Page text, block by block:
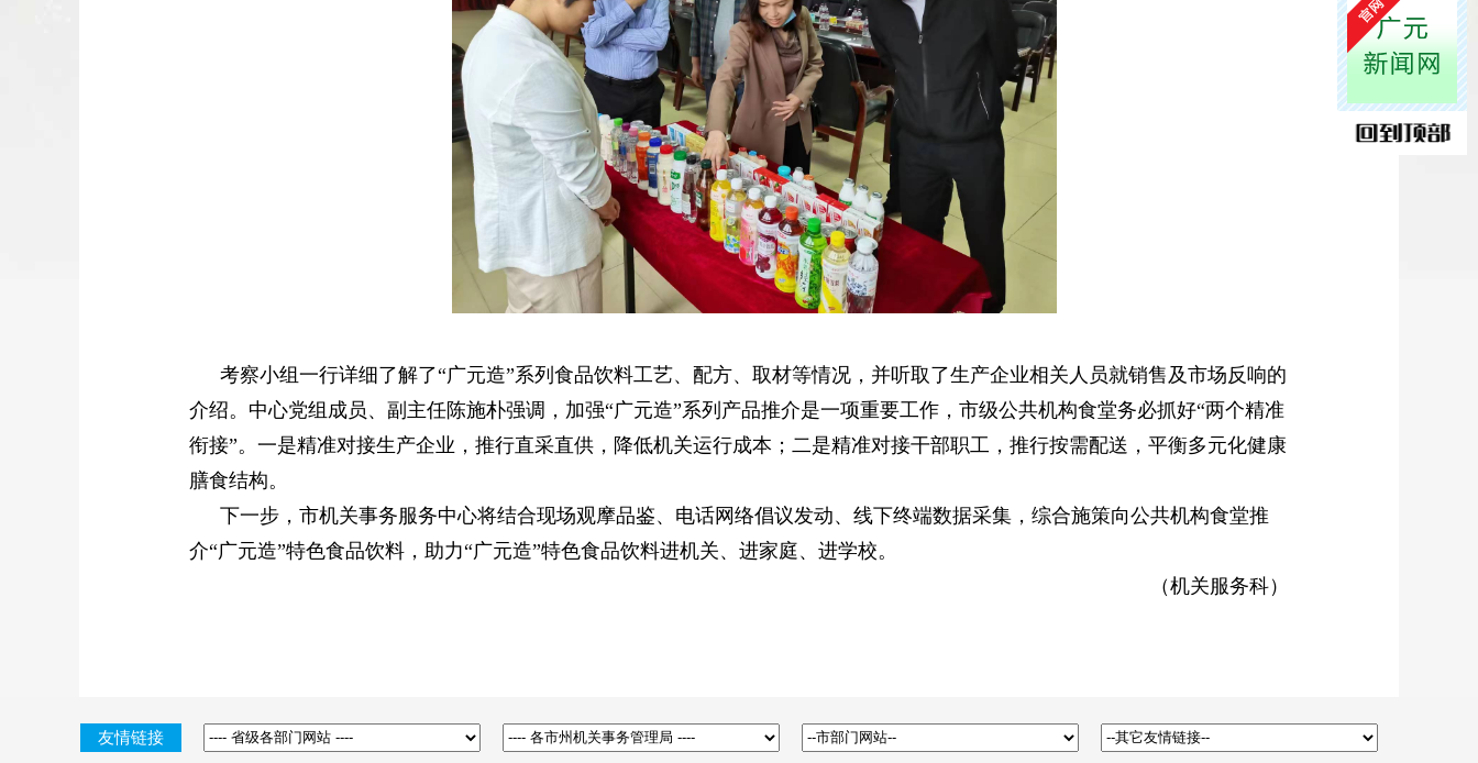
考察小组一行详细了解了“广元造”系列食品饮料工艺、配方、取材等情况，并听取了生产企业相关人员就销售及市场反响的
介绍。中心党组成员、副主任陈施朴强调，加强“广元造”系列产品推介是一项重要工作，市级公共机构食堂务必抓好“两个精准
衔接”。一是精准对接生产企业，推行直采直供，降低机关运行成本；二是精准对接干部职工，推行按需配送，平衡多元化健康
膳食结构。
下一步，市机关事务服务中心将结合现场观摩品鉴、电话网络倡议发动、线下终端数据采集，综合施策向公共机构食堂推
介“广元造”特色食品饮料，助力“广元造”特色食品饮料进机关、进家庭、进学校。
（机关服务科）
友情链接